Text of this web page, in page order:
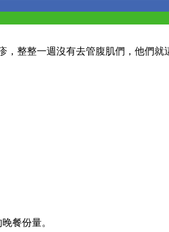
整整一週沒有去管腹肌們，他們就
餐份量。